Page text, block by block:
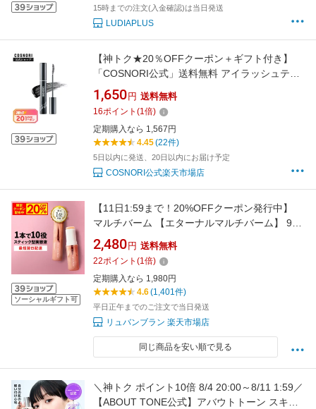
15時までの注文(入金確認)は当日発送
LUDIAPLUS
【神トク★20％OFFクーポン＋ギフト付き】
「COSNORI公式」送料無料 アイラッシュティ
ンティングセラム ブラックまつ毛美容液 お湯
オフまつ毛栄養剤 まつ毛ケア まつ毛ダメージ
マスカラ下地 アイメイク ナチュラルブラック
まつ毛パーマ まつ毛パーマ コスノリ
1,650 円 送料無料
16ポイント (1倍)
定期購入なら 1,567円
4.45(22件)
5日以内に発送、20日以内にお届け予定
COSNORI公式楽天市場店
ソーシャルギフト可
【11日1:59まで！20%OFFクーポン発行中】
マルチバーム 【エターナルマルチバーム】 9g
ヒト幹細胞培養液 シアバター 配合 韓国コスメ
目元 口元 首 唇 小鼻 乾燥 保湿 バーム スティッ
ク 美容液 送料無料
2,480 円 送料無料
22ポイント (1倍)
定期購入なら 1,980円
4.6(1,401件)
平日正午までのご注文で当日発送
リュバンブラン 楽天市場店
同じ商品を安い順で見る
＼神トク ポイント10倍 8/4 20:00～8/11 1:59／
【ABOUT TONE公式】アバウトトーン スキン